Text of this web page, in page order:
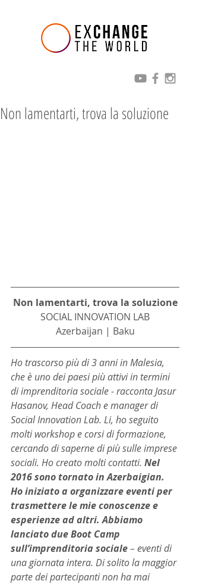
Non lamentarti, trova la soluzione
Non lamentarti, trova la soluzione
SOCIAL INNOVATION LAB
Azerbaijan | Baku
Ho trascorso più di 3 anni in Malesia,
che è uno dei paesi più attivi in ​​termini
di imprenditoria sociale - racconta Jasur
Hasanov, Head Coach e manager di
Social Innovation Lab. Li, ho seguito
molti workshop e corsi di formazione,
cercando di saperne di più sulle imprese
sociali. Ho creato molti contatti. Nel
2016 sono tornato in Azerbaigian.
Ho iniziato a organizzare eventi per
trasmettere le mie conoscenze e
esperienze ad altri. Abbiamo
lanciato due Boot Camp
sull’imprenditoria sociale – eventi di
una giornata intera. Di solito la maggior
parte dei partecipanti non ha mai